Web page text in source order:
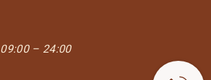
09:00 – 24:00